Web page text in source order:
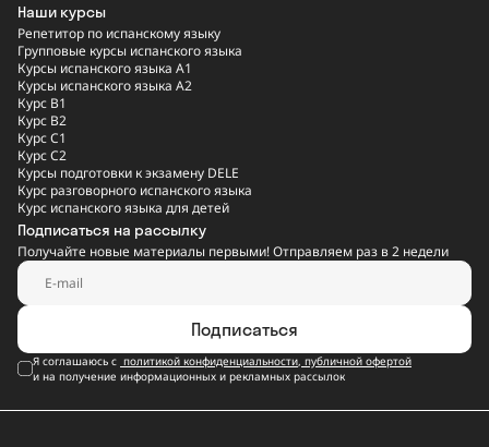
Наши курсы
Репетитор по испанскому языку
Групповые курсы испанского языка
Курсы испанского языка A1
Курсы испанского языка A2
Курс B1
Курс B2
Курс C1
Курс C2
Курсы подготовки к экзамену DELE
Курс разговорного испанского языка
Курс испанского языка для детей
Подписаться на рассылку
Получайте новые материалы первыми! Отправляем раз в 2 недели
Подписаться
Я соглашаюсь с политикой конфиденциальности, публичной офертой
и на получение информационных и рекламных рассылок